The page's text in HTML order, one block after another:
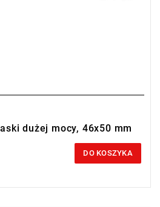
dużej mocy, 46x50 mm
DO KOSZYKA